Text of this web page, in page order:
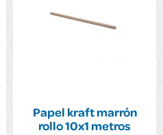
Papel kraft marrón
rollo 10x1 metros